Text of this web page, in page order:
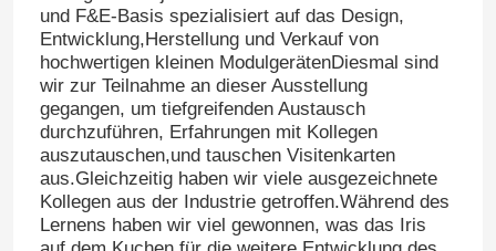
und F&E-Basis spezialisiert auf das Design,
Entwicklung,Herstellung und Verkauf von
hochwertigen kleinen ModulgerätenDiesmal sind
wir zur Teilnahme an dieser Ausstellung
gegangen, um tiefgreifenden Austausch
durchzuführen, Erfahrungen mit Kollegen
auszutauschen,und tauschen Visitenkarten
aus.Gleichzeitig haben wir viele ausgezeichnete
Kollegen aus der Industrie getroffen.Während des
Lernens haben wir viel gewonnen, was das Iris